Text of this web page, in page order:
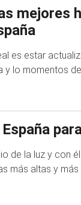
mejores
es estar
lo momentos
de la luz y con
más altas y más